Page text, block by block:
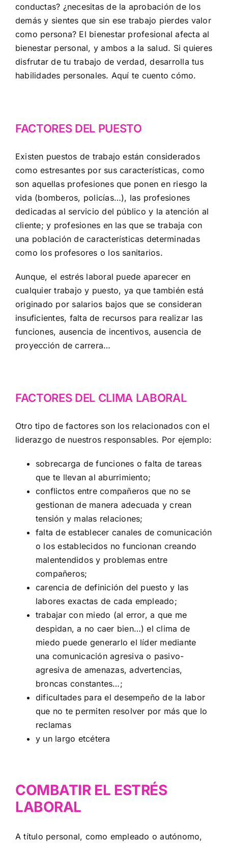
conductas? ¿necesitas de la aprobación de los
demás y sientes que sin ese trabajo pierdes valor
como persona? El bienestar profesional afecta al
bienestar personal, y ambos a la salud. Si quieres
disfrutar de tu trabajo de verdad, desarrolla tus
habilidades personales. Aquí te cuento cómo.
FACTORES DEL PUESTO
Existen puestos de trabajo están considerados
como estresantes por sus características, como
son aquellas profesiones que ponen en riesgo la
vida (bomberos, policías…), las profesiones
dedicadas al servicio del público y la atención al
cliente; y profesiones en las que se trabaja con
una población de características determinadas
como los profesores o los sanitarios.
Aunque, el estrés laboral puede aparecer en
cualquier trabajo y puesto, ya que también está
originado por salarios bajos que se consideran
insuficientes, falta de recursos para realizar las
funciones, ausencia de incentivos, ausencia de
proyección de carrera…
FACTORES DEL CLIMA LABORAL
Otro tipo de factores son los relacionados con el
liderazgo de nuestros responsables. Por ejemplo:
sobrecarga de funciones o falta de tareas
que te llevan al aburrimiento;
conflictos entre compañeros que no se
gestionan de manera adecuada y crean
tensión y malas relaciones;
falta de establecer canales de comunicación
o los establecidos no funcionan creando
malentendidos y problemas entre
compañeros;
carencia de definición del puesto y las
labores exactas de cada empleado;
trabajar con miedo (al error, a que me
despidan, a no caer bien…) el clima de
miedo puede generarlo el líder mediante
una comunicación agresiva o pasivo-
agresiva de amenazas, advertencias,
broncas constantes…;
dificultades para el desempeño de la labor
que no te permiten resolver por más que lo
reclamas
y un largo etcétera
COMBATIR EL ESTRÉS
LABORAL
A título personal, como empleado o autónomo,